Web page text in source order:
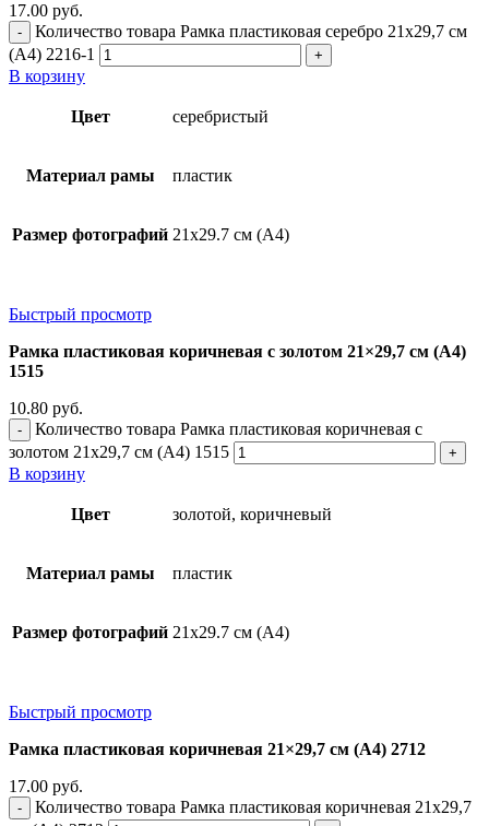
17.00 руб.
Количество товара Рамка пластиковая серебро 21x29,7 см
(А4) 2216-1
В корзину
Цвет серебристый
Материал рамы пластик
Размер фотографий 21х29.7 см (А4)
Быстрый просмотр
Рамка пластиковая коричневая с золотом 21×29,7 см (А4)
1515
10.80 руб.
Количество товара Рамка пластиковая коричневая с
золотом 21x29,7 см (А4) 1515
В корзину
Цвет золотой, коричневый
Материал рамы пластик
Размер фотографий 21х29.7 см (А4)
Быстрый просмотр
Рамка пластиковая коричневая 21×29,7 см (А4) 2712
17.00 руб.
Количество товара Рамка пластиковая коричневая 21x29,7